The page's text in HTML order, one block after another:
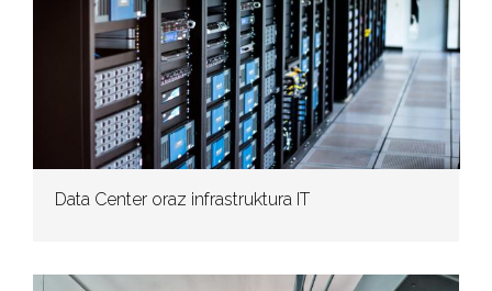
Data Center oraz infrastruktura IT